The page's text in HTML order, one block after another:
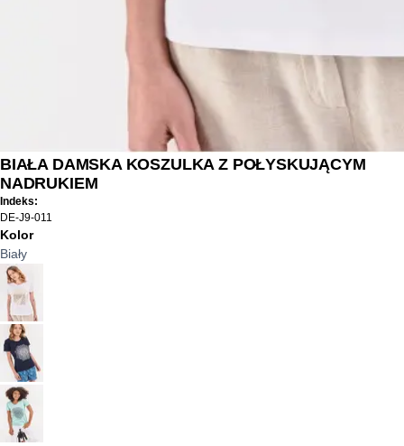
BIAŁA DAMSKA KOSZULKA Z POŁYSKUJĄCYM
NADRUKIEM
Indeks:
DE-J9-011
Kolor
Biały